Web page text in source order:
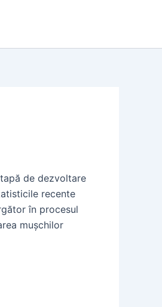
de dezvoltare
recente
în procesul
mușchilor